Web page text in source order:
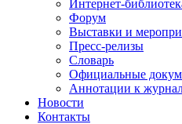
Интернет-
Форум
Выставки и
Пресс-релизы
Словарь
Официальные
Аннотации к
Новости
Контакты